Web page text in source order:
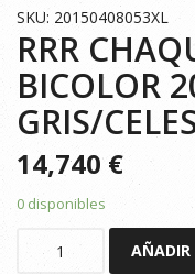
SKU: 20150408053XL
RRR
BICOLOR
GRIS/
14,740€
0 disponibles
AÑADIR